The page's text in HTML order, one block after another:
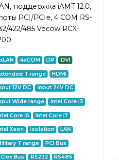
поддержка iAMT 12.0,
PCI/PCIe, 4 COM RS-
422/485 Vecow RCX-
4xCOM DP DVI
T range HDMI
12V DC Input 24V DC
Wide range Intel Core i3
Core i5 Intel Core i7
Xeon Isolation LAN
T range PCI Bus
Bus RS232 RS485